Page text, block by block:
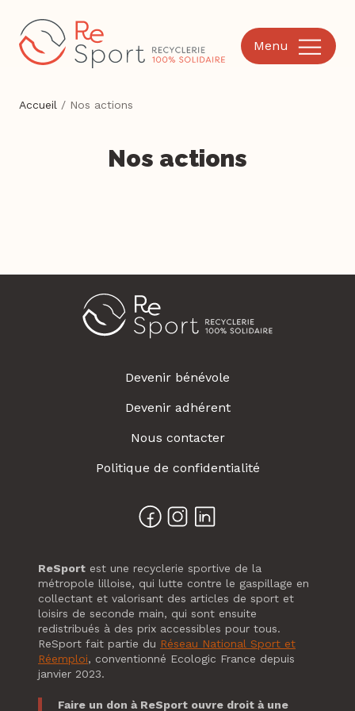
Menu
Accueil / Nos actions
Nos actions
Devenir bénévole
Devenir adhérent
Nous contacter
Politique de confidentialité
ReSport est une recyclerie sportive de la
métropole lilloise, qui lutte contre le gaspillage en
collectant et valorisant des articles de sport et
loisirs de seconde main, qui sont ensuite
redistribués à des prix accessibles pour tous.
ReSport fait partie du Réseau National Sport et
Réemploi, conventionné Ecologic France depuis
janvier 2023.
Faire un don à ReSport ouvre droit à une